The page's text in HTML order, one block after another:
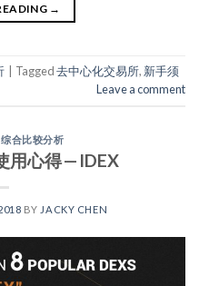
→
Tagged去中心化交易所, 新手须
Leave a comment
,综合比较分析
用心得 — IDEX
BY JACKY CHEN